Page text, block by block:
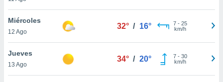
cookies
aceptar
Miércoles
12 Ago
32° / 16° 7- 25
km/h
Jueves
13 Ago
34° / 20° 7- 30
km/h